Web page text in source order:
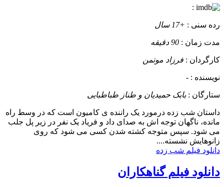
:
رده سنی : +17 سال
مدت زمان : 90 دقیقه
کارگردان : فرزاد موتمن
نویسنده : -
ستارگان :بابک حمیدیان و طناز طباطبایی
داستان شب زده درمورد یک راننده ی کامیون است که در وسط راه
مانده، ناگهان توجه اش به صدای داد و فریاد یک نفر در زیر پل جلب
می شود. سپس متوجه کشته شدن کسی می شود که روی
زانوهایش نشسته....
دانلود فیلم شب زده
دانلود فیلم گناهکاران